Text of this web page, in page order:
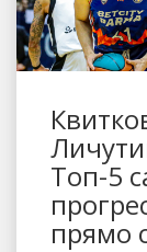
Топ-5
прямо